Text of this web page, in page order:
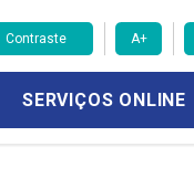
Contraste A+
SERVIÇOS ONLINE